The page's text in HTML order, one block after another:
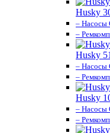
Husky
– Насосы
–
Husky
– Насосы
–
Husky
– Насосы
–